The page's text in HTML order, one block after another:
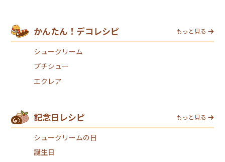
かんたん！デコレシピ もっと見る
シュークリーム
プチシュー
エクレア
記念日レシピ もっと見る
シュークリームの日
誕生日